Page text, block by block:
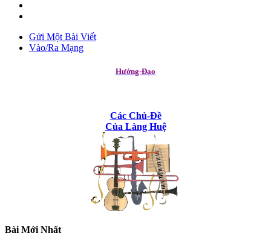
Gửi Một Bài Viết
Vào/Ra Mạng
Hướng-Đạo
Các Chủ-Đề
Của Làng Huệ
Bài Mới Nhất